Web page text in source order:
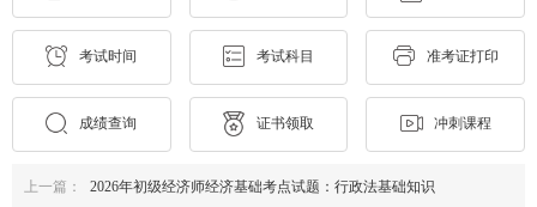
考试时间 考试科目 准考证打印
成绩查询 证书领取 冲刺课程
上一篇： 2026年初级经济师经济基础考点试题：行政法基础知识